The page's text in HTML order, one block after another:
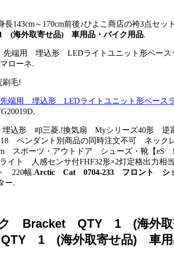
～170cm前後♪ひよこ商店の袴3点セッ
外取寄せ品) 車用品・バイク用品.
端用 埋込形 LEDライトユニット形ベース
ローネ.
毛!
用 埋込形 LEDライトユニット形ベース
埋込形 #β三菱.!換気扇 Myシリーズ40形
ペンダント別商品の同時注文不可 ネッ
スポーツ・アウトドア シューズ・靴【
イト 人感センサ付FHF32形×2灯定格出
220幅.Arctic Cat 0704-233 フロント シ
ー.
Bracket QTY 1 (海外取
1 (海外取寄せ品) 車用